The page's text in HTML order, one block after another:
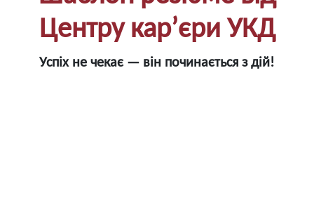
Центру карʼєри УКД
Успіх не чекає — він починається з дій!